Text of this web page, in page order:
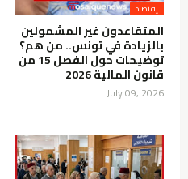
إقتصاد
المتقاعدون غير المشمولين
بالزيادة في تونس.. من هم؟
توضيحات حول الفصل 15 من
قانون المالية 2026
July 09, 2026